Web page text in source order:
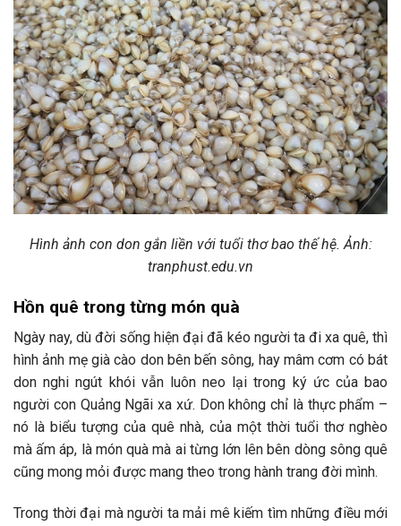
Hình ảnh con don gắn liền với tuổi thơ bao thế hệ. Ảnh:
tranphust.edu.vn
Hồn quê trong từng món quà
Ngày nay, dù đời sống hiện đại đã kéo người ta đi xa quê, thì
hình ảnh mẹ già cào don bên bến sông, hay mâm cơm có bát
don nghi ngút khói vẫn luôn neo lại trong ký ức của bao
người con Quảng Ngãi xa xứ. Don không chỉ là thực phẩm –
nó là biểu tượng của quê nhà, của một thời tuổi thơ nghèo
mà ấm áp, là món quà mà ai từng lớn lên bên dòng sông quê
cũng mong mỏi được mang theo trong hành trang đời mình.
Trong thời đại mà người ta mải mê kiếm tìm những điều mới